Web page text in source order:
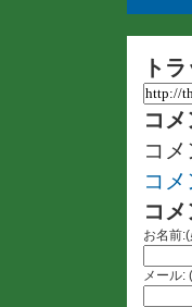
ト
コ
コ
コ
コメ
お名前
メール: